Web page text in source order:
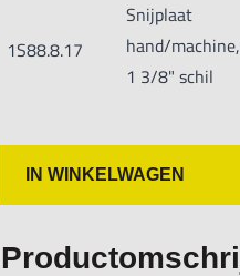
1S88.8.17
Snijplaat
hand/
1 3/8" schil
IN WINKELWAGEN